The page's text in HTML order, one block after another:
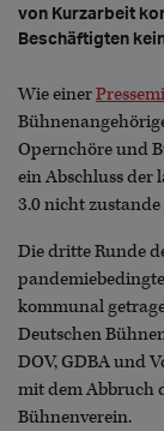
von Kurzarbeit
Beschäftigten
Wie einer
Opernchöre und
ein Abschluss
3.0 nicht
Die dritte Runde
kommunal
Deutschen
DOV, GDBA und
mit dem Abbruch
Bühnenverein.